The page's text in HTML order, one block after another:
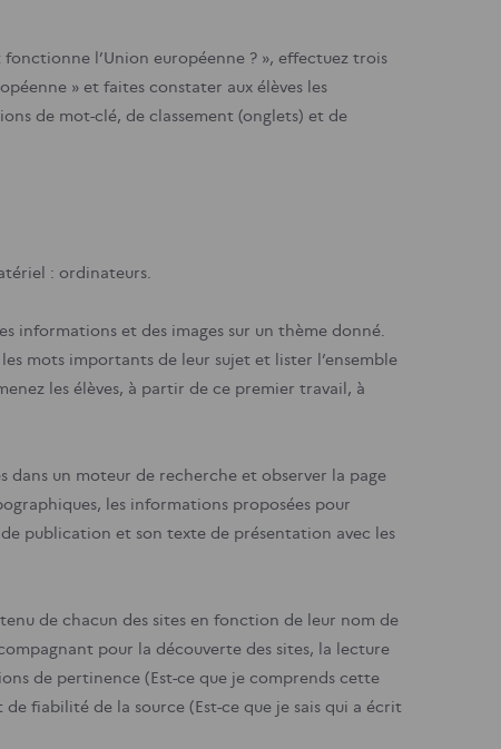
l’Union européenne ? », effectuez trois
» et faites constater aux élèves les
de mot-clé, de classement (onglets) et de
: ordinateurs.
informations et des images sur un thème donné.
mots importants de leur sujet et lister l’ensemble
les élèves, à partir de ce premier travail, à
dans un moteur de recherche et observer la page
les informations proposées pour
publication et son texte de présentation avec les
de chacun des sites en fonction de leur nom de
pour la découverte des sites, la lecture
de pertinence (Est-ce que je comprends cette
fiabilité de la source (Est-ce que je sais qui a écrit